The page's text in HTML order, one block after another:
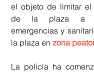
el objeto de limitar
de la plaza a
emergencias y
la plaza en zona
La policía ha